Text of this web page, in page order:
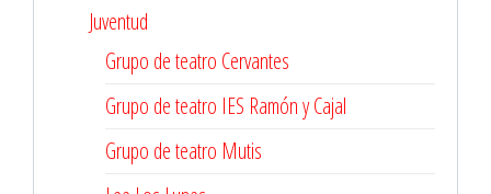
Juventud
Grupo de teatro Cervantes
Grupo de teatro IES Ramón y Cajal
Grupo de teatro Mutis